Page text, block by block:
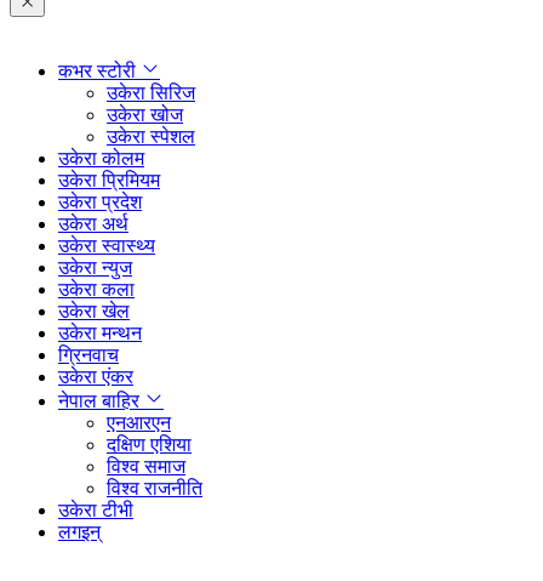
कभर स्टोरी
उकेरा सिरिज
उकेरा खोज
उकेरा स्पेशल
उकेरा कोलम
उकेरा प्रिमियम
उकेरा प्रदेश
उकेरा अर्थ
उकेरा स्वास्थ्य
उकेरा न्युज
उकेरा कला
उकेरा खेल
उकेरा मन्थन
ग्रिनवाच
उकेरा एंकर
नेपाल बाहिर
एनआरएन
दक्षिण एशिया
विश्व समाज
विश्व राजनीति
उकेरा टीभी
लगइन्